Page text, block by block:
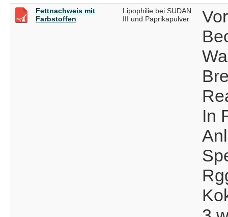
Fettnachweis mit
Farbstoffen
Lipophilie bei SUDAN
III und Paprikapulver
In